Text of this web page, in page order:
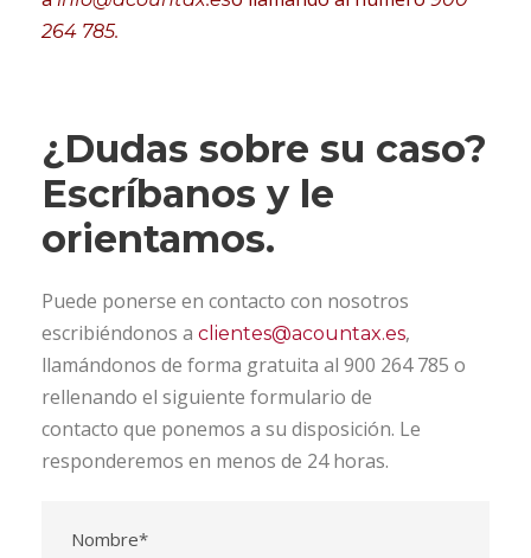
264 785.
¿Dudas sobre su caso?
Escríbanos y le
orientamos.
Puede ponerse en contacto con nosotros
escribiéndonos a clientes@acountax.es,
llamándonos de forma gratuita al 900 264 785 o
rellenando el siguiente formulario de
contacto que ponemos a su disposición. Le
responderemos en menos de 24 horas.